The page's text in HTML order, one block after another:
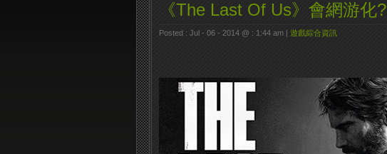
《The Last Of Us》會網游化?
Posted : Jul - 06 - 2014 @ : 1:44 am | 遊戲綜合資訊